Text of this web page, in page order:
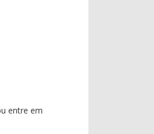
entre em